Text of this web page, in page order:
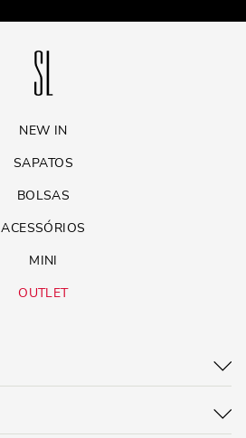
NEW IN
SAPATOS
BOLSAS
ACESSÓRIOS
MINI
OUTLET